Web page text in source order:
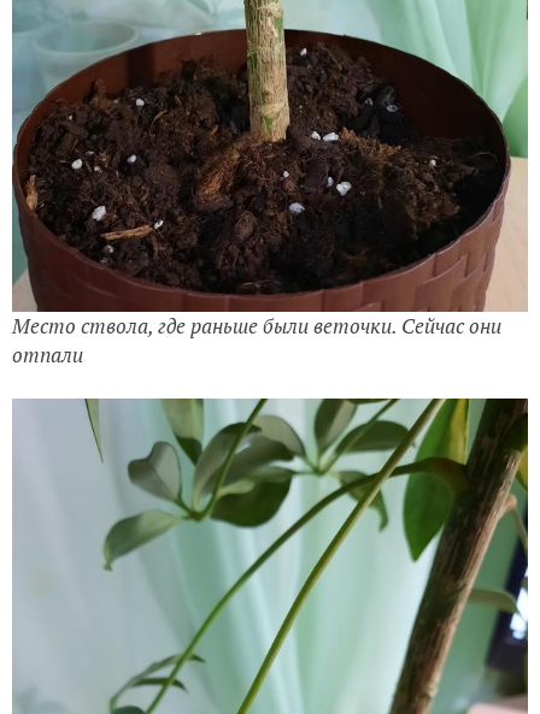
Место ствола, где раньше были веточки. Сейчас они
отпали